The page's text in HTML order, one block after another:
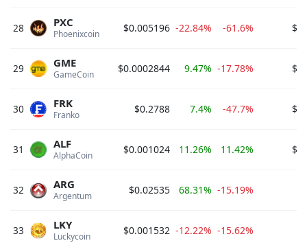
28 Phoenixcoin
PXC $0.005196 -22.84% -61.6%
29 GameCoin
GME $0.0002844 9.47% -17.78%
30 Franko
FRK $0.2788 7.4% -47.7%
31 AlphaCoin
ALF $0.001024 11.26% 11.42%
32 Argentum
ARG $0.02535 68.31% -15.19%
33 Luckycoin
LKY $0.001532 -12.22% -15.62%